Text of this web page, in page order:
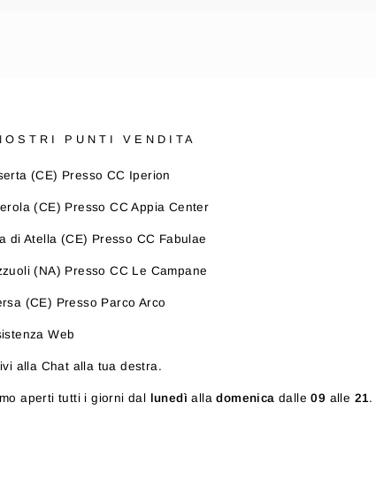
PUNTI VENDITA
(CE) Presso CC Iperion
(CE) Presso CC Appia Center
di Atella (CE) Presso CC Fabulae
(NA) Presso CC Le Campane
(CE) Presso Parco Arco
Web
alla Chat alla tua destra.
aperti tutti i giorni dal lunedìalladomenica dalle09 alle 21.